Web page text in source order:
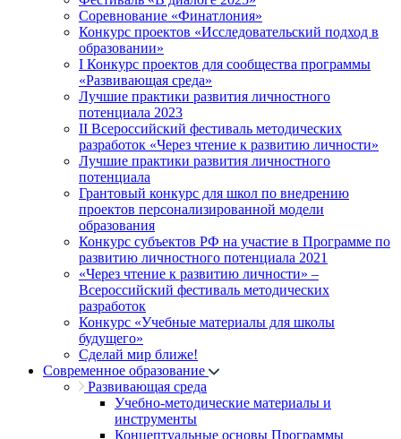
Соревнование «Финатлония»
Конкурс проектов «Исследовательский подход в
образовании»
I Конкурс проектов для сообщества программы
«Развивающая среда»
Лучшие практики развития личностного
потенциала 2023
II Всероссийский фестиваль методических
разработок «Через чтение к развитию личности»
Лучшие практики развития личностного
потенциала
Грантовый конкурс для школ по внедрению
проектов персонализированной модели
образования
Конкурс субъектов РФ на участие в Программе по
развитию личностного потенциала 2021
«Через чтение к развитию личности» –
Всероссийский фестиваль методических
разработок
Конкурс «Учебные материалы для школы
будущего»
Сделай мир ближе!
Современное образование
Развивающая среда
Учебно-методические материалы и
инструменты
Концептуальные основы Программы